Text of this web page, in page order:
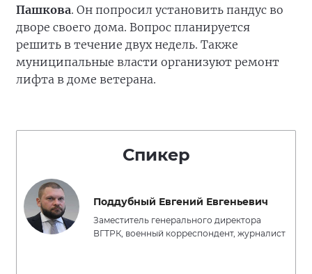
Пашкова. Он попросил установить пандус во
дворе своего дома. Вопрос планируется
решить в течение двух недель. Также
муниципальные власти организуют ремонт
лифта в доме ветерана.
Спикер
Поддубный Евгений Евгеньевич
Заместитель генерального директора
ВГТРК, военный корреспондент, журналист